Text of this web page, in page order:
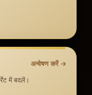
अन्वेषण करें →
में बदलें।